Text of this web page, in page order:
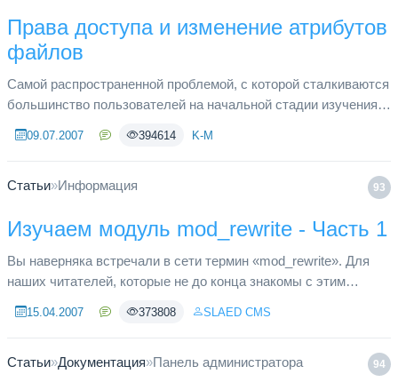
Права доступа и изменение атрибутов
файлов
Самой распространенной проблемой, с которой сталкиваются
большинство пользователей на начальной стадии изучения
атрибутов файлов...
09.07.2007 394614 K-M
93
Статьи»Информация
Изучаем модуль mod_rewrite - Часть 1
Вы наверняка встречали в сети термин «mod_rewrite». Для
наших читателей, которые не до конца знакомы с этим
первый раз об эт...
15.04.2007 373808 SLAED CMS
94
Статьи»Документация»Панель администратора